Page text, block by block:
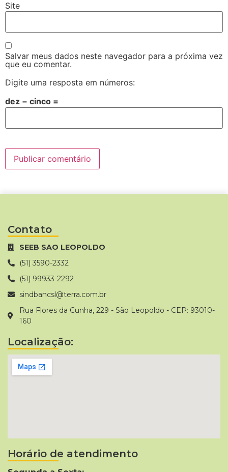
Site
Salvar meus dados neste navegador para a próxima vez
que eu comentar.
Digite uma resposta em números:
dez − cinco =
Contato
SEEB SAO LEOPOLDO
(51) 3590-2332
(51) 99933-2292
sindbancsl@terra.com.br
Rua Flores da Cunha, 229 - São Leopoldo - CEP: 93010-
160
Localização:
Horário de atendimento